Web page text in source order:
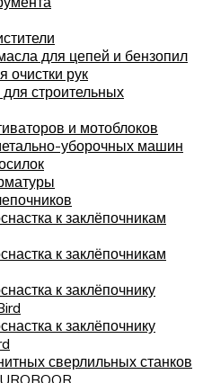
для цепей и бензопил
очистки рук
строительных
и мотоблоков
уборочных машин
к заклёпочникам
к заклёпочникам
к заклёпочнику
к заклёпочнику
сверлильных станков